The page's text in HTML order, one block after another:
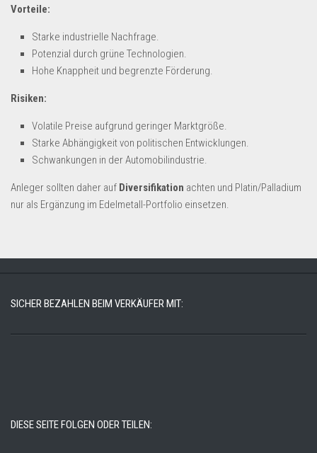
Vorteile:
Starke industrielle Nachfrage.
Potenzial durch grüne Technologien.
Hohe Knappheit und begrenzte Förderung.
Risiken:
Volatile Preise aufgrund geringer Marktgröße.
Starke Abhängigkeit von politischen Entwicklungen.
Schwankungen in der Automobilindustrie.
Anleger sollten daher auf Diversifikation achten und Platin/Palladium
nur als Ergänzung im Edelmetall-Portfolio einsetzen.
SICHER BEZAHLEN BEIM VERKÄUFER MIT:
DIESE SEITE FOLGEN ODER TEILEN: